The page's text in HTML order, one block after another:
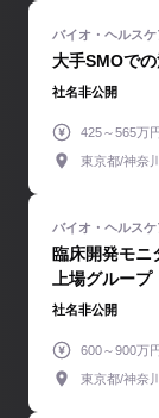
大手SMOで
社名非公開
425～565万
東京都/神奈
臨床開発モニ
上場グループ
社名非公開
600～900万
東京都/神奈